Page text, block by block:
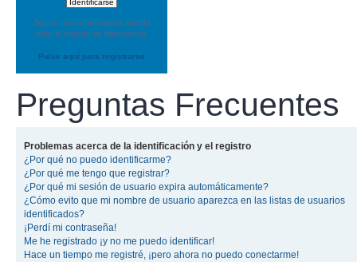
Somos una comunidad abierta
todo el mundo es bienvenido.
Pulse aquí para registrarse
Preguntas Frecuentes
Problemas acerca de la identificación y el registro
¿Por qué no puedo identificarme?
¿Por qué me tengo que registrar?
¿Por qué mi sesión de usuario expira automáticamente?
¿Cómo evito que mi nombre de usuario aparezca en las listas de usuarios
identificados?
¡Perdí mi contraseña!
Me he registrado ¡y no me puedo identificar!
Hace un tiempo me registré, ¡pero ahora no puedo conectarme!